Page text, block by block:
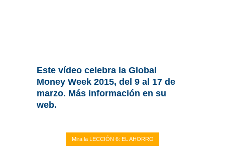
Este vídeo celebra la Global
Money Week 2015, del 9 al 17 de
marzo. Más información en su
web.
Mira la LECCIÓN 6: EL AHORRO